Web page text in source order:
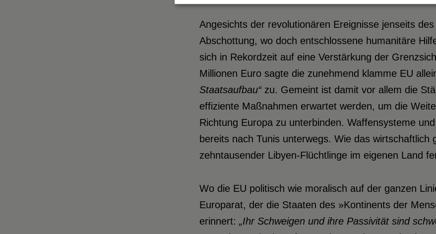
Angesichts der revolutionären Ereignisse jenseits
Abschottung, wo doch entschlossene humanitäre
sich in Rekordzeit auf eine Verstärkung der
Millionen Euro sagte die zunehmend klamme EU
Staatsaufbau“zu. Gemeint ist damit vor allem die
effiziente Maßnahmen erwartet werden, um die
Richtung Europa zu unterbinden. Waffensysteme
bereits nach Tunis unterwegs. Wie das
zehntausender Libyen-Flüchtlinge im eigenen Land
Wo die EU politisch wie moralisch auf der ganzen
Europarat, der die Staaten des »Kontinents der
erinnert: „Ihr Schweigen und ihre Passivität sind